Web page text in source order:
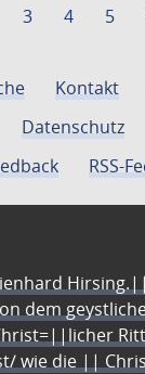
Gehe
3
Gehe
4
Gehe
5
Kontakt
Datenschutz
RSS-
dem
wie die ||